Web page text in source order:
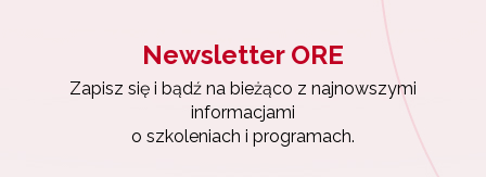
Newsletter ORE
Zapisz się i bądź na bieżąco z najnowszymi
informacjami
o szkoleniach i programach.